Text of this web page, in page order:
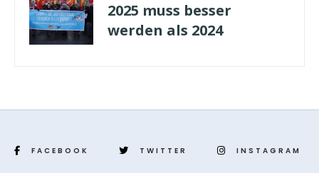
2025 muss besser
werden als 2024
FACEBOOK TWITTER INSTAGRAM